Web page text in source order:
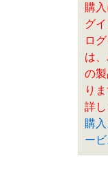
購
グイ
ロ
は
の
りま
詳
購
ー